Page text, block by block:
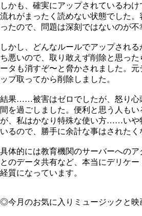
しかも、確実にアップされているわ
流れがまったく読めない状態でした
ったので、問題は深刻ではないのが不
しかし、どんなルールでアップされ
ち悪いので、取り敢えず削除と思っ
ータも消すぞ〜と脅かされました。
ップ取ってから削除しました。
結果……被害はゼロでしたが、怒り心
間を過ごしました。便利と思う人も
が、私はかなり特殊な使い方……いや
いるので、勝手に余計な事はされたく
具体的には教育機関のサーバーへの
とのデータ共有など、本当にデリケ
経質になっています。
◎今月のお気に入りミュージックと映